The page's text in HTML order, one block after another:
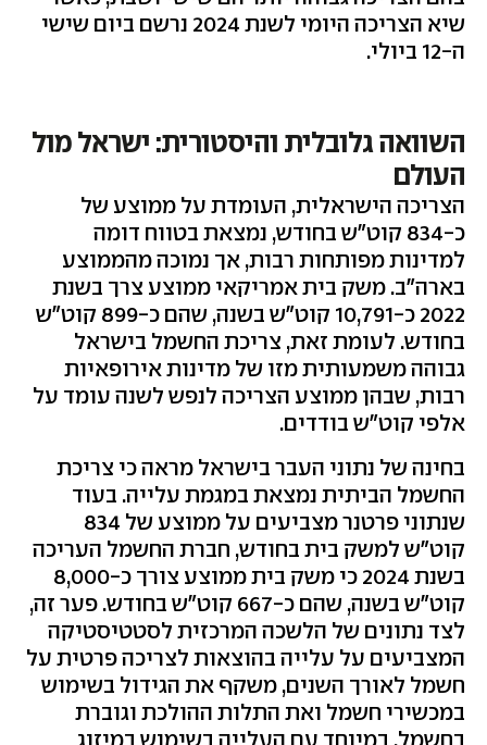
שיא הצריכה היומי לשנת 2024 נרשם ביום שישי
ה-12 ביולי.
השוואה גלובלית והיסטורית: ישראל מול
העולם
הצריכה הישראלית, העומדת על ממוצע של
כ-834 קוט"ש בחודש, נמצאת בטווח דומה
למדינות מפותחות רבות, אך נמוכה מהממוצע
בארה"ב. משק בית אמריקאי ממוצע צרך בשנת
2022 כ-10,791 קוט"ש בשנה, שהם כ-899 קוט"ש
בחודש. לעומת זאת, צריכת החשמל בישראל
גבוהה משמעותית מזו של מדינות אירופאיות
רבות, שבהן ממוצע הצריכה לנפש לשנה עומד על
אלפי קוט"ש בודדים.
בחינה של נתוני העבר בישראל מראה כי צריכת
החשמל הביתית נמצאת במגמת עלייה. בעוד
שנתוני פרטנר מצביעים על ממוצע של 834
קוט"ש למשק בית בחודש, חברת החשמל העריכה
בשנת 2024 כי משק בית ממוצע צורך כ-8,000
קוט"ש בשנה, שהם כ-667 קוט"ש בחודש. פער זה,
לצד נתונים של הלשכה המרכזית לסטטיסטיקה
המצביעים על עלייה בהוצאות לצריכה פרטית על
חשמל לאורך השנים, משקף את הגידול בשימוש
במכשירי חשמל ואת התלות ההולכת וגוברת
בחשמל, במיוחד עם העלייה בשימוש במיזוג